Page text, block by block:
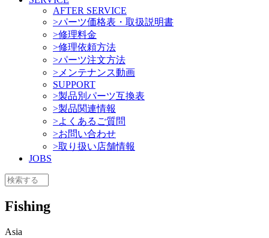
AFTER SERVICE
>パーツ価格表・取扱説明書
>修理料金
>修理依頼方法
>パーツ注文方法
>メンテナンス動画
SUPPORT
>製品別パーツ互換表
>製品関連情報
>よくあるご質問
>お問い合わせ
>取り扱い店舗情報
JOBS
Fishing
Asia